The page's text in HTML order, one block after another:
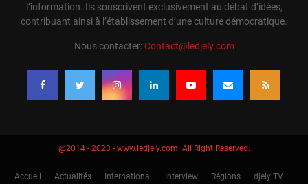
l’information. Ils souscrivent exclusivement au débat d’idées,
contribuant ainsi à l’établissement d’une culture démocratique.
Nous contacter:Contact@ledjely.com
@2014 - 2023 - www.ledjely.com. All Right Reserved.
Accueil Actualités International Interview Régions djely TV